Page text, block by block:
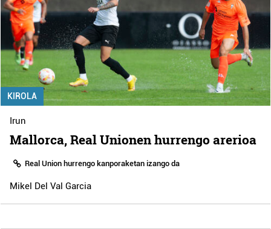
KIROLA
Irun
Mallorca, Real Unionen hurrengo arerioa
Real Union hurrengo kanporaketan izango da
Mikel Del Val Garcia